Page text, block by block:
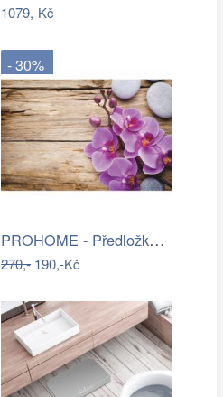
1079,-Kč
- 30%
PROHOME - Předložka koupelnová 45x70cm…
270,-190,-Kč